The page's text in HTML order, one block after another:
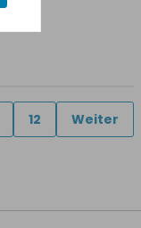
12 Weiter